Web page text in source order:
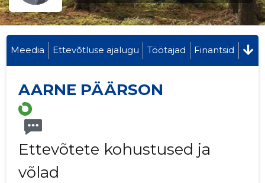
Meedia Ettevõtluse ajalugu Töötajad Finantsid
AARNE PÄÄRSON
Ettevõtete kohustused ja
võlad